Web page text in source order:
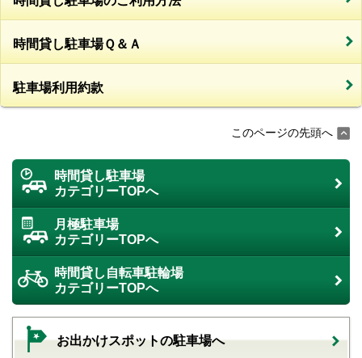
時間貸し駐車場Ｑ＆Ａ
駐車場利用約款
このページの先頭へ
時間貸し駐車場
カテゴリーTOPへ
月極駐車場
カテゴリーTOPへ
時間貸し自転車駐輪場
カテゴリーTOPへ
お出かけスポットの駐車場へ